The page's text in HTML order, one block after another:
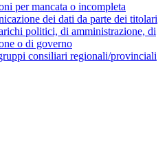
per mancata o incompleta
dei dati da parte dei titolari
politici, di amministrazione, di
o di governo
consiliari regionali/provinciali